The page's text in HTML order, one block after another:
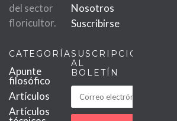
del sector
floricultor.
Nosotros
Suscribirse
CATEGORÍAS
Apunte
filosófico
Artículos
Artículos
SUSCRIPCIÓN
AL
BOLETÍN